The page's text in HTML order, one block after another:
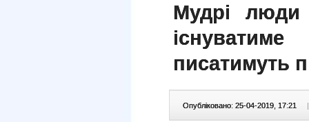
Мудрі люди
писатимуть
Опубліковано: 25-04-2019, 17:21 |